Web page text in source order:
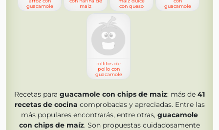
guacamole
maiz
con queso
guacamole
rollitos de
pollo con
guacamole
Recetas para guacamole con chips de maiz: más de 41
recetas de cocina comprobadas y apreciadas. Entre las
más populares encontrarás, entre otras, guacamole
con chips de maíz. Son propuestas cuidadosamente